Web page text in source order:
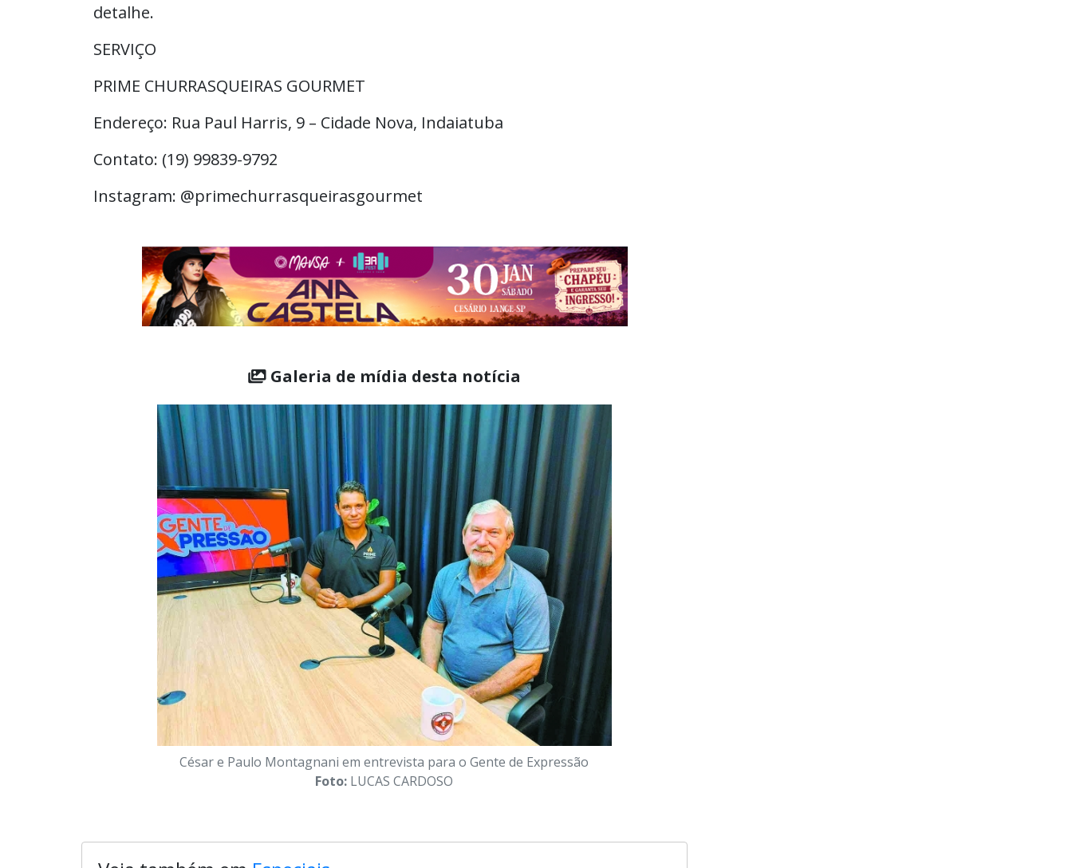
detalhe.
SERVIÇO
PRIME CHURRASQUEIRAS GOURMET
Endereço: Rua Paul Harris, 9 – Cidade Nova, Indaiatuba
Contato: (19) 99839-9792
Instagram: @primechurrasqueirasgourmet
Galeria de mídia desta notícia
César e Paulo Montagnani em entrevista para o Gente de Expressão
Foto: LUCAS CARDOSO